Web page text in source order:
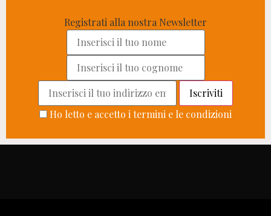
Registrati alla nostra Newsletter
Ho letto e accetto i termini e le condizioni